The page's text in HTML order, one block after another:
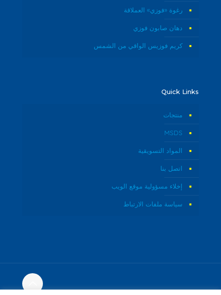
رغوة «فوزي» العملاقة
دهان صابون فوزي
كريم فوزيس الواقي من الشمس
Quick Links
منتجات
MSDS
المواد التسويقية
اتصل بنا
إخلاء مسؤولية موقع الويب
سياسة ملفات الارتباط